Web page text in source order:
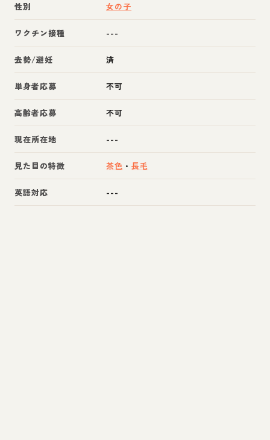
性別 女の子
ワクチン接種 ---
去勢/避妊 済
単身者応募 不可
高齢者応募 不可
現在所在地 ---
見た目の特徴 茶色 ・長毛
英語対応 ---